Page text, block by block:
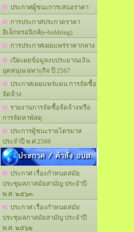
ประกาศผู้ชนะการเสนอราคา
การประกาศประกวดราคา
อิเล็กทรอนิกส์(e-biddring)
การประกาศเผยแพร่ราคากลาง
เปิดเผยข้อมูลงบประมาณเงิน
อุดหนุนเฉพาะกิจ ปี 2567
ประกาศเผยแพร่แผน การจัดซื้อ
จัดจ้าง
รายงานการจัดซื้อจ้ดจ้างหรือ
การจัดหาพัสดุ
ประการผู้ชนะรายไตรมาส
ประจำปี พ.ศ.2569
ประกาศ / คำสั่ง อบต.
ประกาศ เรื่องกำหนดสมัย
ประชุมสภาสมัยสามัญ ประจำปี
พ.ศ. ๒๕๖๓
ประกาศ เรื่องกำหนดสมัย
ประชุมสภาสมัยสามัญ ประจำปี
พ.ศ. ๒๕๖๒